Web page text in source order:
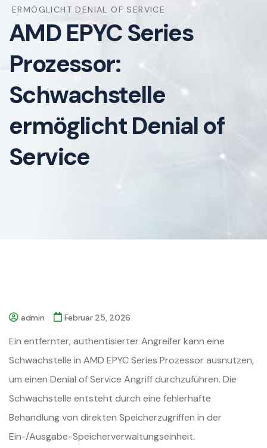
ERMÖGLICHT DENIAL OF SERVICE
AMD EPYC Series
Prozessor:
Schwachstelle
ermöglicht Denial of
Service
admin Februar 25, 2026
Ein entfernter, authentisierter Angreifer kann eine
Schwachstelle in AMD EPYC Series Prozessor ausnutzen,
um einen Denial of Service Angriff durchzuführen. Die
Schwachstelle entsteht durch eine fehlerhafte
Behandlung von direkten Speicherzugriffen in der
Ein-/Ausgabe-Speicherverwaltungseinheit.